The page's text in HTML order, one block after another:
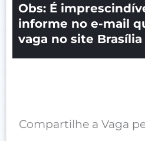
Obs: É
informe no e-mail
vaga no site
Compartilhe a Vaga